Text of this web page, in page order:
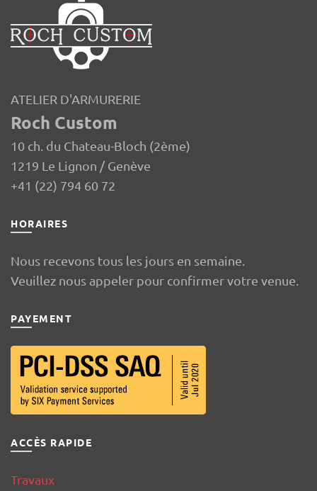
ATELIER D'ARMURERIE
Roch Custom
10 ch. du Chateau-Bloch (2ème)
1219 Le Lignon / Genève
+41 (22) 794 60 72
HORAIRES
Nous recevons tous les jours en semaine.
Veuillez nous appeler pour confirmer votre venue.
PAYEMENT
ACCÈS RAPIDE
Travaux